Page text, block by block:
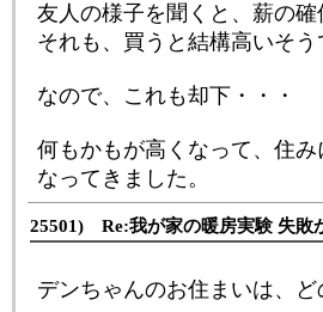
友人の様子を聞くと、薪の
それも、買うと結構高いそう
なので、これも却下・・・
何もかもが高くなって、住
なってきました。
25501) Re:我が家の暖房実験 失敗
デンちゃんのお住まいは、